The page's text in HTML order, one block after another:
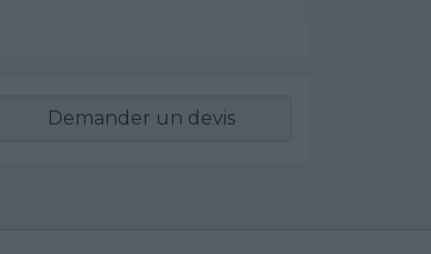
Demander un devis